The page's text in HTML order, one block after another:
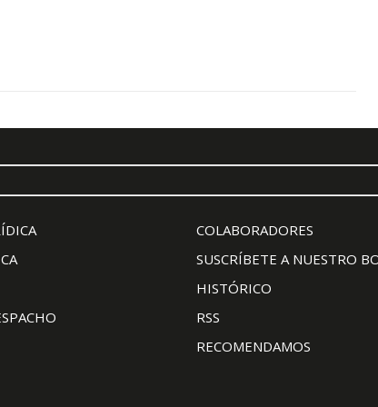
COLABORADORES
SUSCRÍBETE A NUESTRO
HISTÓRICO
RSS
RECOMENDAMOS